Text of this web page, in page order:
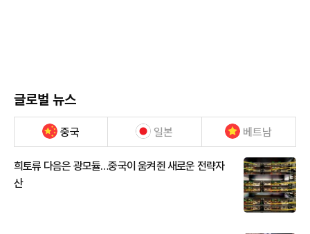
글로벌 뉴스
중국 일본 베트남
희토류 다음은 광모듈…중국이 움켜쥔 새로운 전략자
산